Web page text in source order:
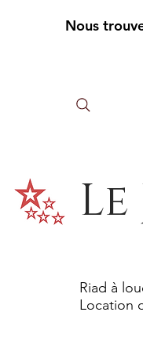
Nous
Riad à
Location